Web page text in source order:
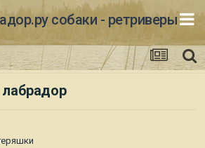
собаки - ретриверы